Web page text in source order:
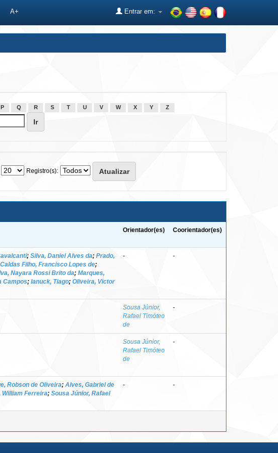
A+ Entrar em:
P Q R S T U V W X Y Z
Registro(s):
Orientador(es) Coorientador(es)
; Silva, Daniel Alves da; Prado,
Caldas Filho, Francisco Lopes de;
Nayara Rossi Brito da; Marques,
Campos; Ianuck, Tiago; Oliveira, Victor
- -
Sousa Júnior,
Rafael Timóteo
de
-
Sousa Júnior,
Rafael Timóteo
de
-
Robson de Oliveira; Alves, Gabriel de
William Ferreira; Sousa Júnior, Rafael
- -